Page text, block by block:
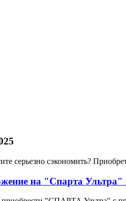
серьезно сэкономить?
на "Спарта